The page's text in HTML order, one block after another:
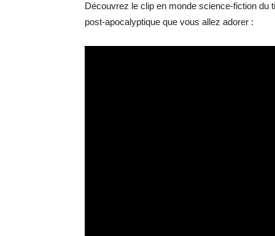
Découvrez le clip en monde science-fiction du
post-apocalyptique que vous allez adorer :